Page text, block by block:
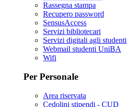
Rassegna stampa
Recupero password
SensusAccess
Servizi bibliotecari
Servizi digitali agli studenti
Webmail studenti UniBA
Wifi
Per Personale
Area riservata
Cedolini stipendi - CUD